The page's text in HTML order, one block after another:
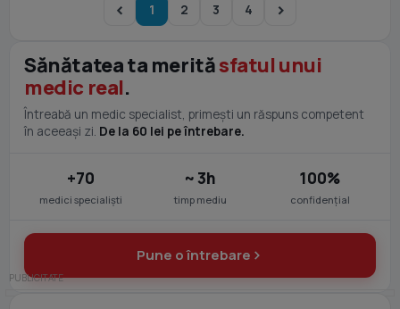
1 2 3 4
Sănătatea ta merităsfatul unui
medic real.
Întreabă un medic specialist, primești un răspuns competent
în aceeași zi. De la 60 lei pe întrebare.
+70
medici specialiști
~ 3h
timp mediu
100%
confidențial
Pune o întrebare